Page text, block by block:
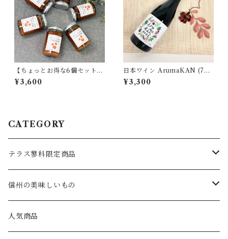
【ちょっとお得な6個セット】
とまと味噌(140g)
¥3,600
日本ワイン ArumaKAN (750
ml)
¥3,300
CATEGORY
テラス蓼科限定商品
食べもの
ブルーベリーコンポート
飲みもの
信州の美味しいもの
食べもの
人気商品